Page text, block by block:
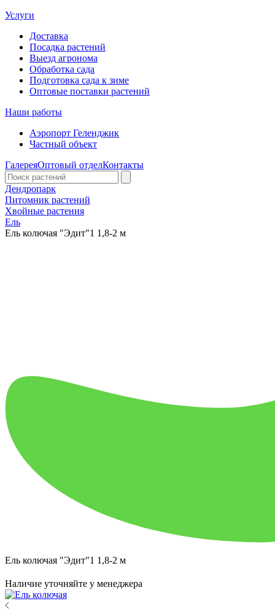
Услуги
Доставка
Посадка растений
Выезд агронома
Обработка сада
Подготовка сада к зиме
Оптовые поставки растений
Наши работы
Аэропорт Геленджик
Частный объект
ГалереяОптовый отделКонтакты
Дендропарк
Питомник растений
Хвойные растения
Ель
Ель колючая "Эдит"1 1,8-2 м
Ель колючая "Эдит"1 1,8-2 м
Наличие уточняйте у менеджера